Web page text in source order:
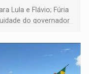
Lula e Flávio; Fúria
do governador
faz evento em